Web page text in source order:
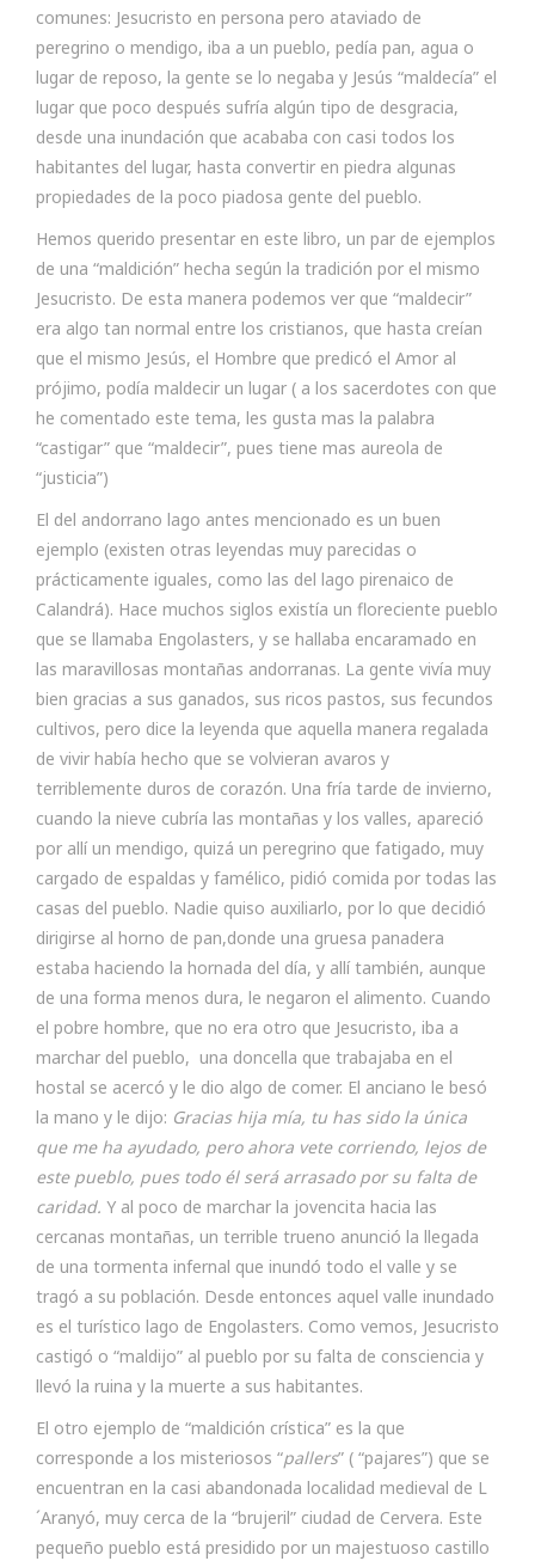
comunes: Jesucristo en persona pero ataviado de
peregrino o mendigo, iba a un pueblo, pedía pan, agua o
lugar de reposo, la gente se lo negaba y Jesús “maldecía” el
lugar que poco después sufría algún tipo de desgracia,
desde una inundación que acababa con casi todos los
habitantes del lugar, hasta convertir en piedra algunas
propiedades de la poco piadosa gente del pueblo.
Hemos querido presentar en este libro, un par de ejemplos
de una “maldición” hecha según la tradición por el mismo
Jesucristo. De esta manera podemos ver que “maldecir”
era algo tan normal entre los cristianos, que hasta creían
que el mismo Jesús, el Hombre que predicó el Amor al
prójimo, podía maldecir un lugar ( a los sacerdotes con que
he comentado este tema, les gusta mas la palabra
“castigar” que “maldecir”, pues tiene mas aureola de
“justicia”)
El del andorrano lago antes mencionado es un buen
ejemplo (existen otras leyendas muy parecidas o
prácticamente iguales, como las del lago pirenaico de
Calandrá). Hace muchos siglos existía un floreciente pueblo
que se llamaba Engolasters, y se hallaba encaramado en
las maravillosas montañas andorranas. La gente vivía muy
bien gracias a sus ganados, sus ricos pastos, sus fecundos
cultivos, pero dice la leyenda que aquella manera regalada
de vivir había hecho que se volvieran avaros y
terriblemente duros de corazón. Una fría tarde de invierno,
cuando la nieve cubría las montañas y los valles, apareció
por allí un mendigo, quizá un peregrino que fatigado, muy
cargado de espaldas y famélico, pidió comida por todas las
casas del pueblo. Nadie quiso auxiliarlo, por lo que decidió
dirigirse al horno de pan,donde una gruesa panadera
estaba haciendo la hornada del día, y allí también, aunque
de una forma menos dura, le negaron el alimento. Cuando
el pobre hombre, que no era otro que Jesucristo, iba a
marchar del pueblo, una doncella que trabajaba en el
hostal se acercó y le dio algo de comer. El anciano le besó
la mano y le dijo: Gracias hija mía, tu has sido la única
que me ha ayudado, pero ahora vete corriendo, lejos de
este pueblo, pues todo él será arrasado por su falta de
caridad. Y al poco de marchar la jovencita hacia las
cercanas montañas, un terrible trueno anunció la llegada
de una tormenta infernal que inundó todo el valle y se
tragó a su población. Desde entonces aquel valle inundado
es el turístico lago de Engolasters. Como vemos, Jesucristo
castigó o “maldijo” al pueblo por su falta de consciencia y
llevó la ruina y la muerte a sus habitantes.
El otro ejemplo de “maldición crística” es la que
corresponde a los misteriosos “pallers” ( “pajares”) que se
encuentran en la casi abandonada localidad medieval de L
´Aranyó, muy cerca de la “brujeril” ciudad de Cervera. Este
pequeño pueblo está presidido por un majestuoso castillo